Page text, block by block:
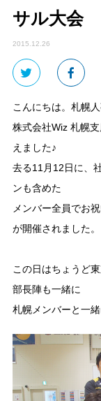
サル大会
2015.12.26
こんにちは。札幌
株式会社Wiz 札幌
えました♪
去る11月12日に、
ンも含めた
メンバー全員でお
が開催されました。
この日はちょうど
部長陣も一緒に
札幌メンバーと一